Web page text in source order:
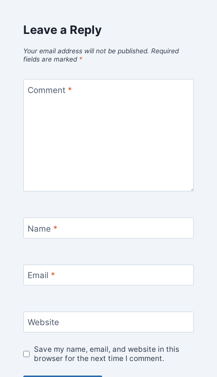
Leave a Reply
Your email address will not be published. Required
fields are marked *
Comment *
Name *
Email *
Website
Save my name, email, and website in this
browser for the next time I comment.